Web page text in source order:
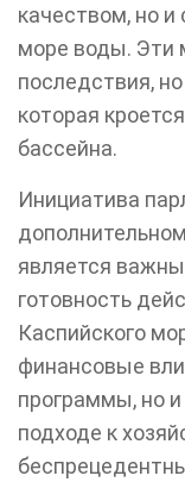
качеством, но
море воды. Эти
последствия,
которая
бассейна.
Инициатива
является
готовность
Каспийского
финансовые
программы, но
подходе к